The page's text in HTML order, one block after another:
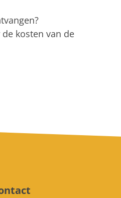
kosten van de